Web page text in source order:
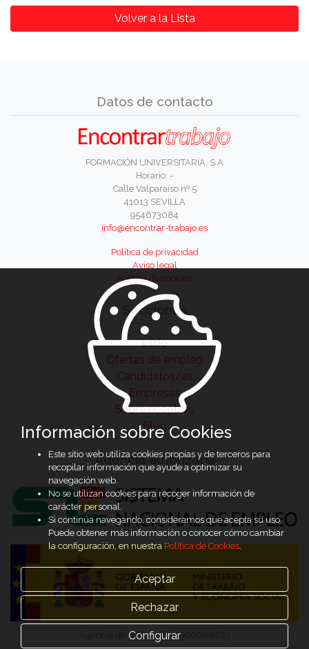
Volver a la Lista
Datos de contacto
FORMACIÓN UNIVERSITARIA, S.A
Horario: -
Calle Valparaíso nº 5
41013 SEVILLA
954673084
info@encontrar-trabajo.es
Política de privacidad
Aviso legal
Política de cookies
Secciones
Inicio
Ofertas de empleo
Candidatos/as
Empresas
Sobre nosotros
Blog
Agencia autorizada
Agencia de Colocación 9900000283
Información sobre Cookies
Este sitio web utiliza cookies propias y de terceros para
recopilar información que ayude a optimizar su
navegación web.
No se utilizan cookies para recoger información de
carácter personal.
Si continúa navegando, consideramos que acepta su uso.
Puede obtener más información o conocer cómo cambiar
la configuración, en nuestraPolítica de Cookies.
Aceptar
Rechazar
Configurar